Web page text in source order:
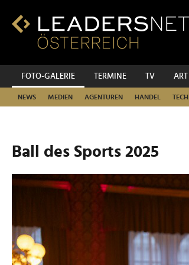
Inhalt
Fußzeilen-
Hauptnavigation
FOTO-GALERIE TERMINE TV ART
NEWS MEDIEN AGENTUREN HANDEL TECH
Ball des Sports 2025